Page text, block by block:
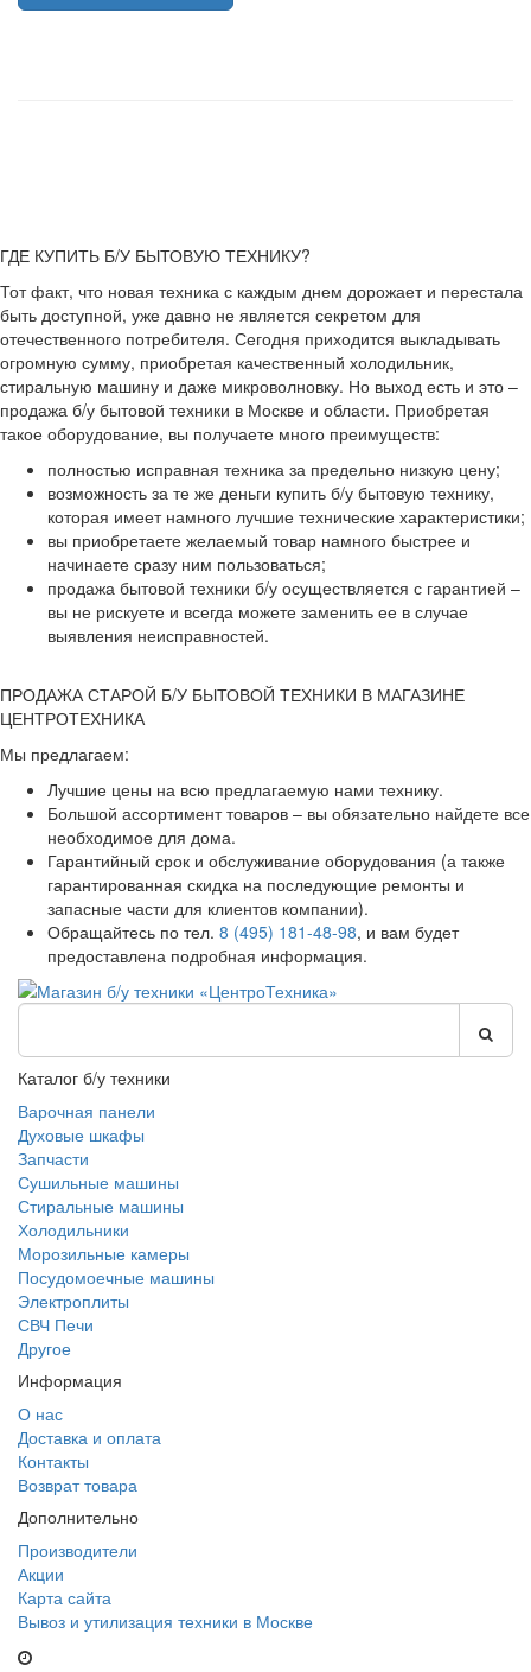
ГДЕ КУПИТЬ Б/У БЫТОВУЮ ТЕХНИКУ?
Тот факт, что новая техника с каждым днем дорожает и перестала
быть доступной, уже давно не является секретом для
отечественного потребителя. Сегодня приходится выкладывать
огромную сумму, приобретая качественный холодильник,
стиральную машину и даже микроволновку. Но выход есть и это –
продажа б/у бытовой техники в Москве и области. Приобретая
такое оборудование, вы получаете много преимуществ:
полностью исправная техника за предельно низкую цену;
возможность за те же деньги купить б/у бытовую технику,
которая имеет намного лучшие технические характеристики;
вы приобретаете желаемый товар намного быстрее и
начинаете сразу ним пользоваться;
продажа бытовой техники б/у осуществляется с гарантией –
вы не рискуете и всегда можете заменить ее в случае
выявления неисправностей.
ПРОДАЖА СТАРОЙ Б/У БЫТОВОЙ ТЕХНИКИ В МАГАЗИНЕ
ЦЕНТРОТЕХНИКА
Мы предлагаем:
Лучшие цены на всю предлагаемую нами технику.
Большой ассортимент товаров – вы обязательно найдете все
необходимое для дома.
Гарантийный срок и обслуживание оборудования (а также
гарантированная скидка на последующие ремонты и
запасные части для клиентов компании).
Обращайтесь по тел. 8 (495) 181-48-98, и вам будет
предоставлена подробная информация.
Каталог б/у техники
Варочная панели
Духовые шкафы
Запчасти
Сушильные машины
Стиральные машины
Холодильники
Морозильные камеры
Посудомоечные машины
Электроплиты
СВЧ Печи
Другое
Информация
О нас
Доставка и оплата
Контакты
Возврат товара
Дополнительно
Производители
Акции
Карта сайта
Вывоз и утилизация техники в Москве